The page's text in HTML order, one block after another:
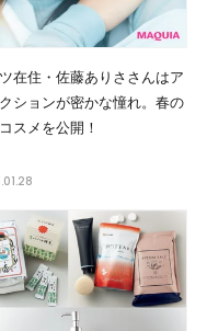
在住・佐藤ありささんはア
ションが密かな憧れ。春の
スメを公開！